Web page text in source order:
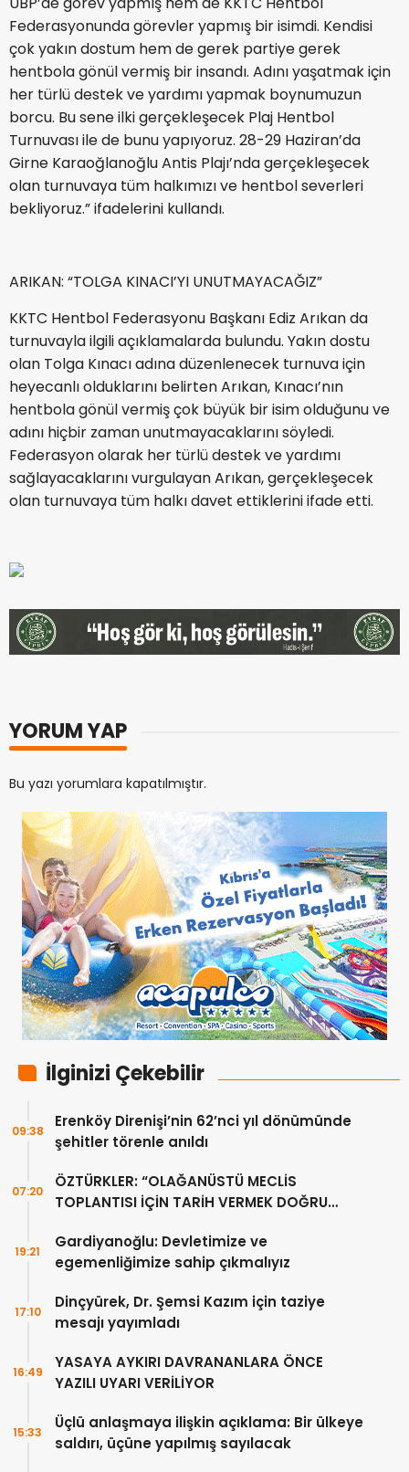
Federasyonunda görevler yapmış bir isimdi. Kendisi
çok yakın dostum hem de gerek partiye gerek
hentbola gönül vermiş bir insandı. Adını yaşatmak için
her türlü destek ve yardımı yapmak boynumuzun
borcu. Bu sene ilki gerçekleşecek Plaj Hentbol
Turnuvası ile de bunu yapıyoruz. 28-29 Haziran’da
Girne Karaoğlanoğlu Antis Plajı’nda gerçekleşecek
olan turnuvaya tüm halkımızı ve hentbol severleri
bekliyoruz.” ifadelerini kullandı.
ARIKAN: “TOLGA KINACI’YI UNUTMAYACAĞIZ”
KKTC Hentbol Federasyonu Başkanı Ediz Arıkan da
turnuvayla ilgili açıklamalarda bulundu. Yakın dostu
olan Tolga Kınacı adına düzenlenecek turnuva için
heyecanlı olduklarını belirten Arıkan, Kınacı’nın
hentbola gönül vermiş çok büyük bir isim olduğunu ve
adını hiçbir zaman unutmayacaklarını söyledi.
Federasyon olarak her türlü destek ve yardımı
sağlayacaklarını vurgulayan Arıkan, gerçekleşecek
olan turnuvaya tüm halkı davet ettiklerini ifade etti.
YORUM YAP
Bu yazı yorumlara kapatılmıştır.
İlginizi Çekebilir
Erenköy Direnişi’nin 62’nci yıl dönümünde
şehitler törenle anıldı
09:38
ÖZTÜRKLER: “OLAĞANÜSTÜ MECLİS
TOPLANTISI İÇİN TARİH VERMEK DOĞRU
07:20
Gardiyanoğlu: Devletimize ve
egemenliğimize sahip çıkmalıyız
19:21
Dinçyürek, Dr. Şemsi Kazım için taziye
mesajı yayımladı
17:10
YASAYA AYKIRI DAVRANANLARA ÖNCE
YAZILI UYARI VERİLİYOR
16:49
Üçlü anlaşmaya ilişkin açıklama: Bir ülkeye
saldırı, üçüne yapılmış sayılacak
15:33